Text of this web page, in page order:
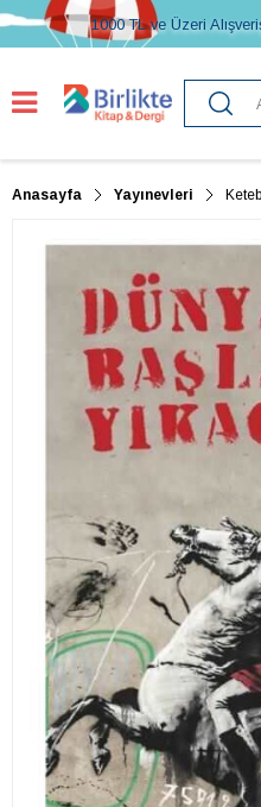
1000 TL ve Üzeri
Anasayfa Yayınevleri